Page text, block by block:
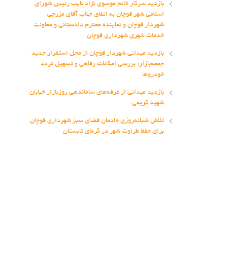
بازدید سرکار خانم موسوی نژاد نایب رئیس شورای
اسلامی شهر قوچان به اتفاق جناب آقای مزرجی
شهردار قوچان و نماینده محترم دادستانی و معاونت
خدمات شهری شهرداری قوچان
بازدید میدانی شهردار قوچان از محل استقرار جدید
جمعه‌بازار؛ بررسی امکانات رفاهی و تسهیل تردد
خودروها
بازدید میدانی از غرفه‌های ساماندهی روزبازار خیابان
شهید کریمی
تلاش شبانه‌روزی خادمان فضای سبز شهرداری قوچان
برای حفظ طراوت شهر در گرمای تابستان